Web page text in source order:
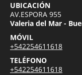
UBICACIÓN
AV.ESPORA 955
Valeria del Mar -
MÓVIL
+542254611618
TELÉFONO
+542254611618